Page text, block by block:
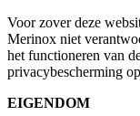
Voor zover deze
Merinox niet
het functioneren van
privacybescherming
EIGENDOM